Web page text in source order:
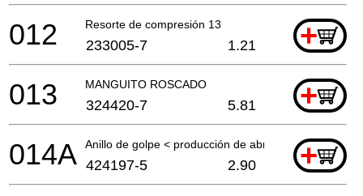
Resorte de compresión 13 +
012 233005-7 1.21
MANGUITO ROSCADO +
013 324420-7 5.81
Anillo de golpe < producción de abril 2010+
014A 424197-5 2.90